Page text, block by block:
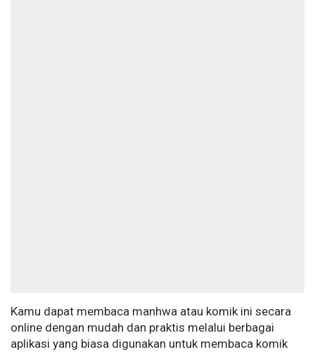
Kamu dapat membaca manhwa atau komik ini secara
online dengan mudah dan praktis melalui berbagai
aplikasi yang biasa digunakan untuk membaca komik